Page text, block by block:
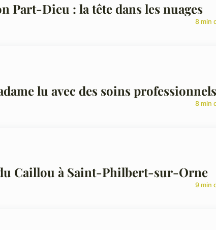
Part-Dieu : la tête dans les nuages
8 min
lu avec des soins professionnels
8 min
Caillou à Saint-Philbert-sur-Orne
9 min